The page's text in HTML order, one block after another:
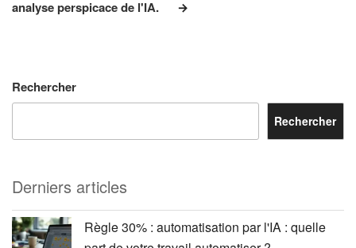
analyse perspicace de l'IA.
Rechercher
Rechercher
Derniers articles
Règle 30% : automatisation par l'IA : quelle